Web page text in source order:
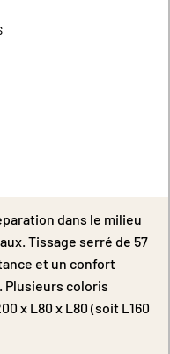
dans le milieu
Tissage serré de 57
et un confort
Plusieurs coloris
x L80 x L80 (soit L160